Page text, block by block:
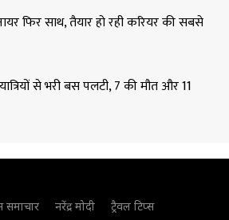
फिर साथ, तैयार हो रही करियर की सबसे
से भरी बस पलटी, 7 की मौत और 11
समाचार नरेंद्र मोदी
ट्रैवल टिप्स